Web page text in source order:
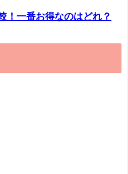
！一番お得なのはどれ？